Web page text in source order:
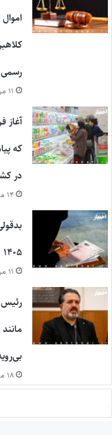
۱۱ مرداد ۱۴۰۵
آغاز
که
در
۱۴ مرداد ۱۴۰۵
۱۴۰۵
۱۱ مرداد ۱۴۰۵
رئیس
۱۸ مرداد ۱۴۰۵